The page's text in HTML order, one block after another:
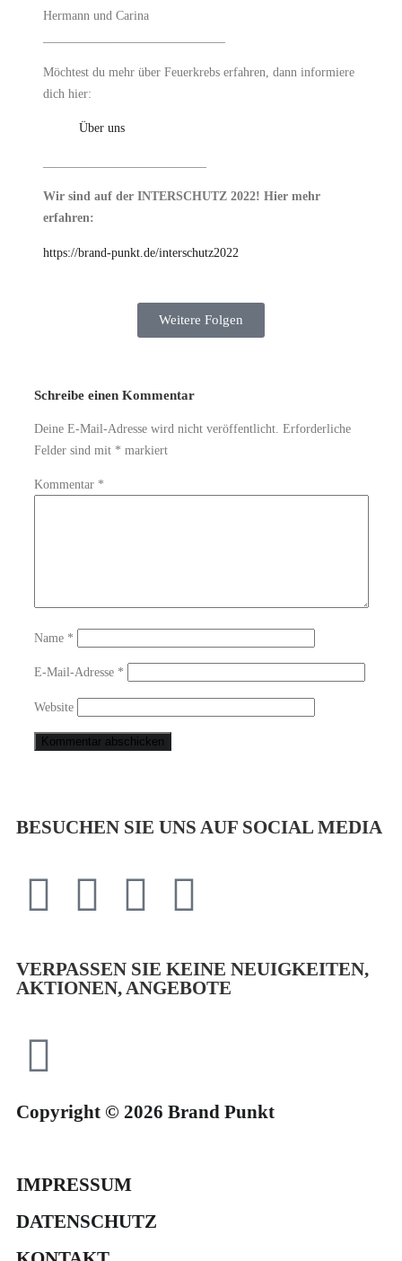
Hermann und Carina
Möchtest du mehr über Feuerkrebs erfahren, dann informiere
dich hier:
Über uns
Wir sind auf der INTERSCHUTZ 2022! Hier mehr
erfahren:
https://brand-punkt.de/interschutz2022
Weitere Folgen
Schreibe einen Kommentar
Deine E-Mail-Adresse wird nicht veröffentlicht. Erforderliche
Felder sind mit * markiert
Kommentar *
Name *
E-Mail-Adresse *
Website
BESUCHEN SIE UNS AUF SOCIAL MEDIA
VERPASSEN SIE KEINE NEUIGKEITEN,
AKTIONEN, ANGEBOTE
Copyright © 2026 Brand Punkt
IMPRESSUM
DATENSCHUTZ